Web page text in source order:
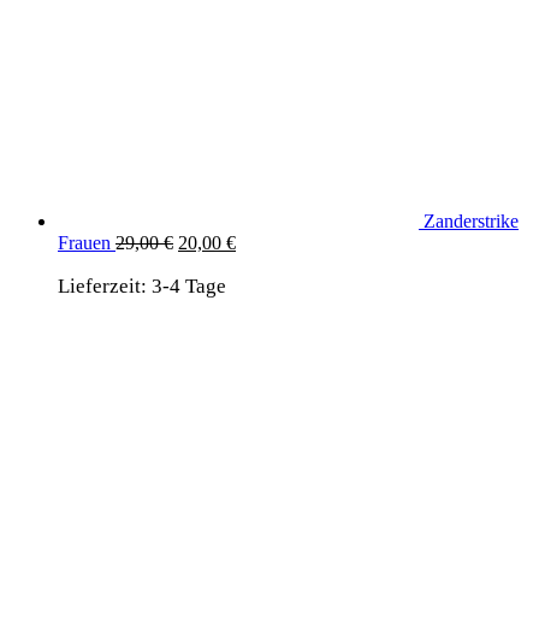
Zanderstrike
Frauen 29,00€ Ursprünglicher
war:
20,00 €Aktueller
Lieferzeit: 3-4 Tage